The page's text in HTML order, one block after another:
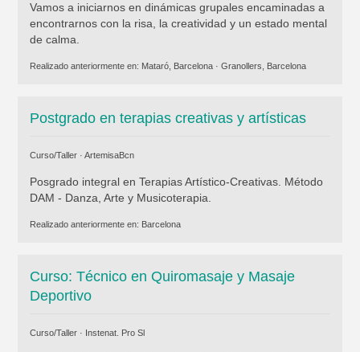
Vamos a iniciarnos en dinámicas grupales encaminadas a
encontrarnos con la risa, la creatividad y un estado mental
de calma.
Realizado anteriormente en: Mataró, Barcelona· Granollers, Barcelona
Postgrado en terapias creativas y artísticas
Curso/Taller · ArtemisaBcn
Posgrado integral en Terapias Artístico-Creativas. Método
DAM - Danza, Arte y Musicoterapia.
Realizado anteriormente en: Barcelona
Curso: Técnico en Quiromasaje y Masaje
Deportivo
Curso/Taller · Instenat. Pro Sl